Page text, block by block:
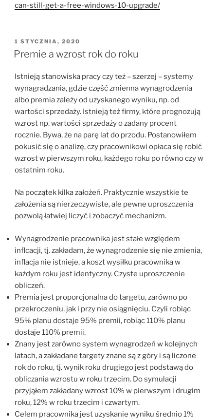
can-still-get-a-free-windows-10-upgrade/
OPUBLIKOWANE
W
1 STYCZNIA, 2020
Premie a wzrost rok do roku
Istnieją stanowiska pracy czy też – szerzej – systemy
wynagradzania, gdzie część zmienna wynagrodzenia
albo premia zależy od uzyskanego wyniku, np. od
wartości sprzedaży. Istnieją też firmy, które prognozują
wzrost np. wartości sprzedaży o zadany procent
rocznie. Bywa, że na parę lat do przodu. Postanowiłem
pokusić się o analizę, czy pracownikowi opłaca się robić
wzrost w pierwszym roku, każdego roku po równo czy w
ostatnim roku.
Na początek kilka założeń. Praktycznie wszystkie te
założenia są nierzeczywiste, ale pewne uproszczenia
pozwolą łatwiej liczyć i zobaczyć mechanizm.
Wynagrodzenie pracownika jest stałe względem
inflcacji, tj. zakładam, że wynagrodzenie się nie zmienia,
inflacja nie istnieje, a koszt wysiłku pracownika w
każdym roku jest identyczny. Czyste uproszczenie
obliczeń.
Premia jest proporcjonalna do targetu, zarówno po
przekroczeniu, jak i przy nie osiągnięciu. Czyli robiąc
95% planu dostaje 95% premii, robiąc 110% planu
dostaje 110% premii.
Znany jest zarówno system wynagrodzeń w kolejnych
latach, a zakładane targety znane są z góry i są liczone
rok do roku, tj. wynik roku drugiego jest podstawą do
obliczania wzrostu w roku trzecim. Do symulacji
przyjąłem zakładany wzrost 10% w pierwszym i drugim
roku, 12% w roku trzecim i czwartym.
Celem pracownika jest uzyskanie wyniku średnio 1%